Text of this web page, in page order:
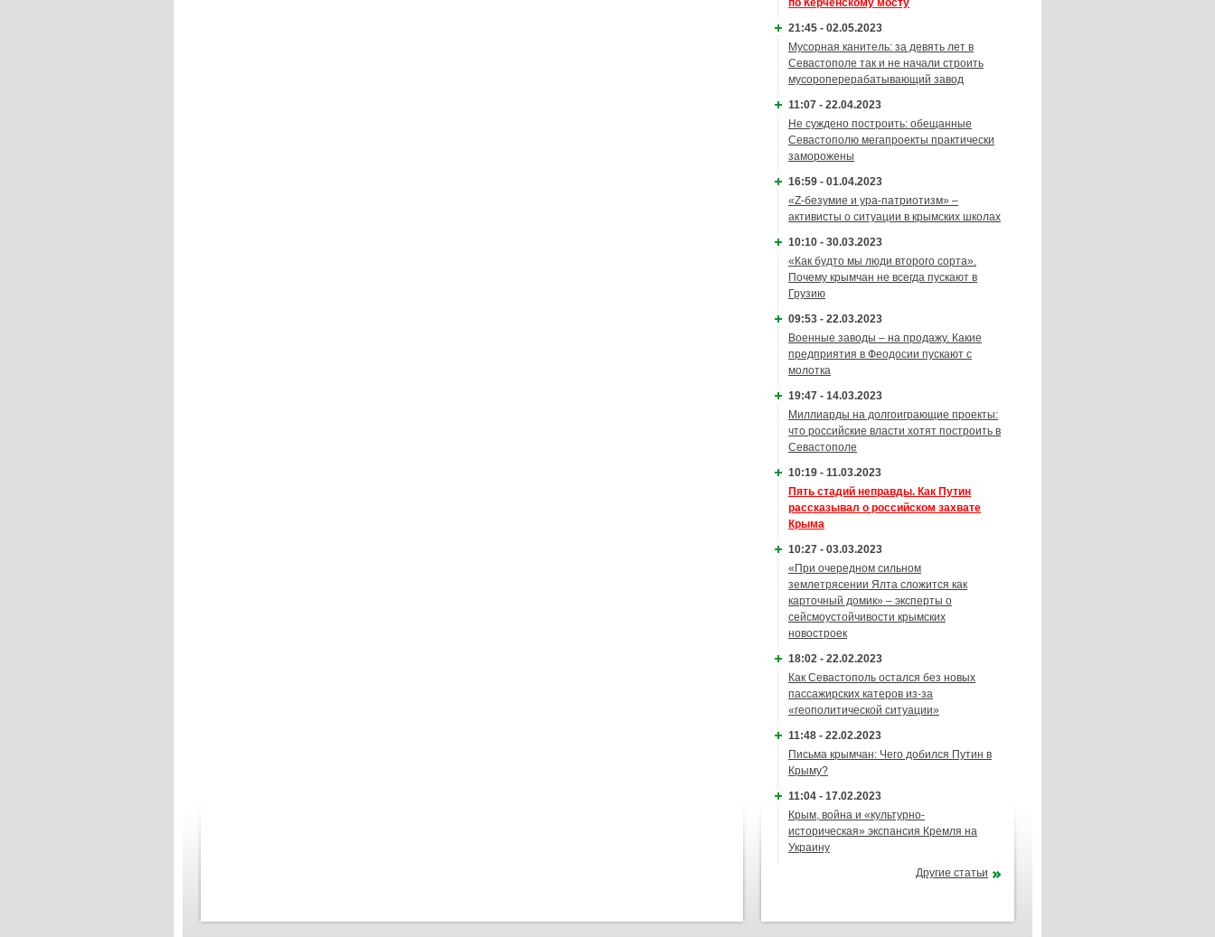
по Керченскому мосту
21:45 - 02.05.2023
Мусорная канитель: за девять лет в
Севастополе так и не начали строить
мусороперерабатывающий завод
11:07 - 22.04.2023
Не суждено построить: обещанные
Севастополю мегапроекты практически
заморожены
16:59 - 01.04.2023
«Z-безумие и ура-патриотизм» –
активисты о ситуации в крымских школах
10:10 - 30.03.2023
«Как будто мы люди второго сорта».
Почему крымчан не всегда пускают в
Грузию
09:53 - 22.03.2023
Военные заводы – на продажу. Какие
предприятия в Феодосии пускают с
молотка
19:47 - 14.03.2023
Миллиарды на долгоиграющие проекты:
что российские власти хотят построить в
Севастополе
10:19 - 11.03.2023
Пять стадий неправды. Как Путин
рассказывал о российском захвате
Крыма
10:27 - 03.03.2023
«При очередном сильном
землетрясении Ялта сложится как
карточный домик» – эксперты о
сейсмоустойчивости крымских
новостроек
18:02 - 22.02.2023
Как Севастополь остался без новых
пассажирских катеров из-за
«геополитической ситуации»
11:48 - 22.02.2023
Письма крымчан: Чего добился Путин в
Крыму?
11:04 - 17.02.2023
Крым, война и «культурно-
историческая» экспансия Кремля на
Украину
Другие статьи